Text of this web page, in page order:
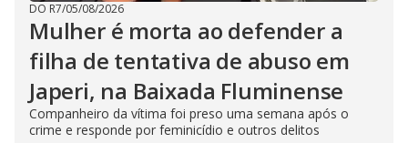
DO R7/05/08/2026
Mulher é morta ao defender a
filha de tentativa de abuso em
Japeri, na Baixada Fluminense
Companheiro da vítima foi preso uma semana após o
crime e responde por feminicídio e outros delitos